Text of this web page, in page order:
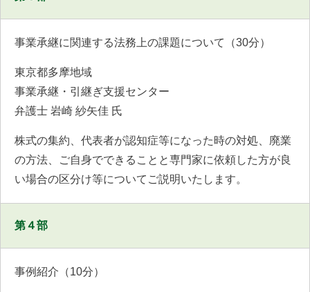
事業承継に関連する法務上の課題について（30分）
東京都多摩地域
事業承継・引継ぎ支援センター
弁護士 岩崎 紗矢佳 氏
株式の集約、代表者が認知症等になった時の対処、廃業
の方法、ご自身でできることと専門家に依頼した方が良
い場合の区分け等についてご説明いたします。
第４部
事例紹介（10分）